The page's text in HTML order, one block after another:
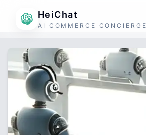
HeiChat
AI COMMERCE CONCIERGE